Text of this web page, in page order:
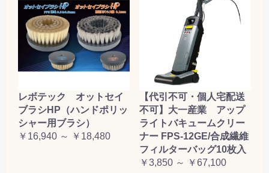
レボテック オットセイ
ブラシHP（ハンドポリッ
シャー用ブラシ）
￥16,940 ～ ￥18,480
【代引不可・個人宅配送
不可】大一産業 アップ
ライトバキュームクリー
ナー FPS-12GE/合成繊維
フィルターバッグ10枚入
￥3,850 ～ ￥67,100